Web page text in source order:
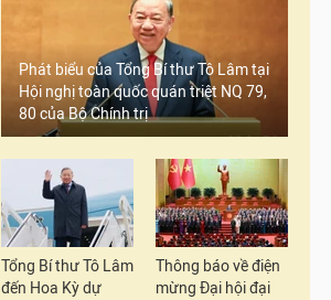
Phát biểu của Tổng Bí thư Tô Lâm tại
Hội nghị toàn quốc quán triệt NQ 79,
80 của Bộ Chính trị
Tổng Bí thư Tô Lâm
đến Hoa Kỳ dự
Thông báo về điện
mừng Đại hội đại